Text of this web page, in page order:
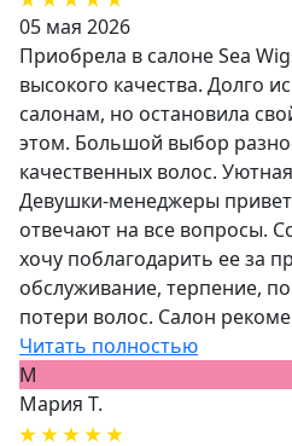
05 мая 2026
Приобрела в салоне Sea
высокого качества. Долго
салонам, но остановила
этом. Большой выбор
качественных волос.
Девушки-менеджеры
отвечают на все вопросы.
хочу поблагодарить ее за
обслуживание, терпение,
потери волос. Салон
Читать полностью
М
Мария Т.